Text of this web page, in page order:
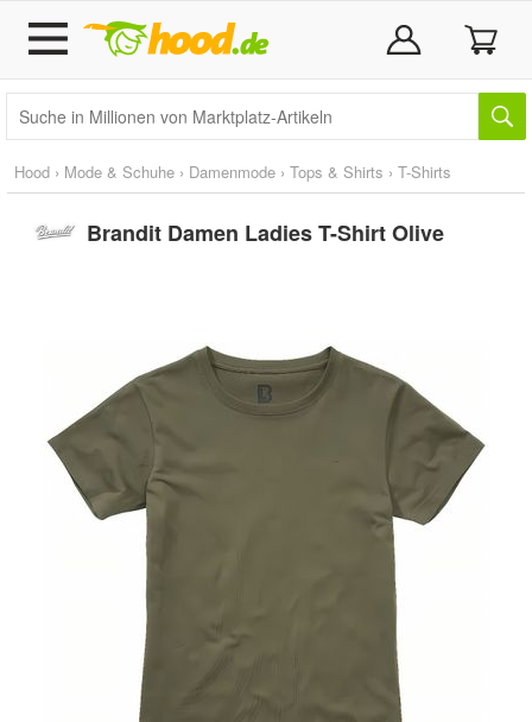
Hood › Mode & Schuhe › Damenmode › Tops & Shirts › T-Shirts
Brandit Damen Ladies T-Shirt Olive